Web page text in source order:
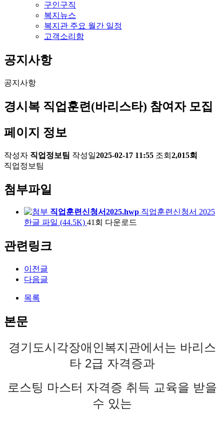
구인구직
복지뉴스
복지관 주요 월간 일정
고객소리함
공지사항
공지사항
경시복 직업훈련(바리스타) 참여자 모집
페이지 정보
작성자 직업정보팀 작성일2025-02-17 11:55 조회 2,015회
직업정보팀
첨부파일
직업훈련신청서2025.hwp 직업훈련신청서 2025
한글 파일 (44.5K) 41회 다운로드
관련링크
이전글
다음글
목록
본문
경기도시각장애인복지관에서는 바리스
타 2급 자격증과
로스팅 마스터 자격증 취득 교육을 받을
수 있는